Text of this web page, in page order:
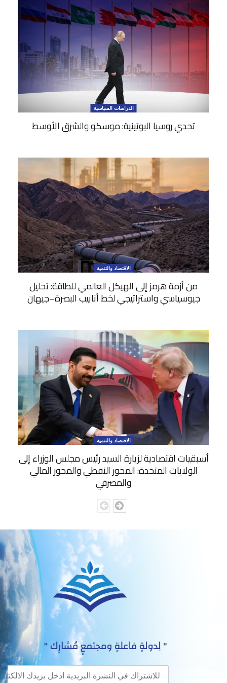
الدراسات السياسية
تحدي روسيا البوتينية: موسكو والشرق الأوسط
الاقتصاد والتنمية
من أزمة هرمز إلى الهيكل العالمي للطاقة: تحليل
جيوسياسي واستراتيجي لخط أنابيب البصرة–جيهان
الاقتصاد والتنمية
أسبقيات اقتصادية لزيارة السيد رئيس مجلس الوزراء إلى
الولايات المتحدة: المحور النفطي والمحور المالي
والمصرفي